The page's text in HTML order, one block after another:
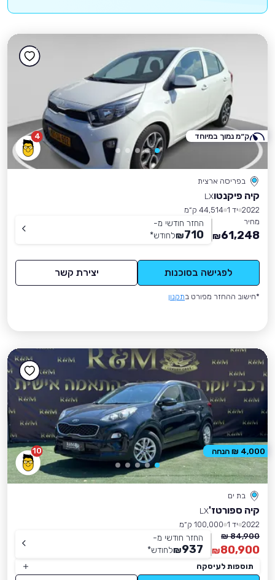
4
בפריסה ארצית
קיה פיקנטוLX
2022 יד 1
44,514 ק״מ
מחיר
61,248
₪
החזר חודשי מ-
710
₪לחודש*
לפגישה בסוכנות יצירת קשר
*חישוב ההחזר מפורט בתקנון
ק״מ נמוך במיוחד
10
בת ים
קיה ספורטז'LX
2022 יד 1
100,000 ק״מ
84,900 ₪
80,900
₪
החזר חודשי מ-
937
₪לחודש*
תוספות לעיסקה
4,000 ₪ הנחה